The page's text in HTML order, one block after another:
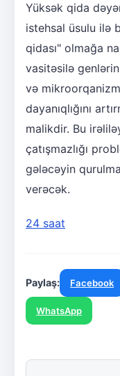
Yüksək qida
istehsal üsulu ilə
qidası" olmağa
vasitəsilə
və
dayanıqlığını
malikdir. Bu
çatışmazlığı
gələcəyin
verəcək.
24 saat
Paylaş: Facebook
WhatsApp